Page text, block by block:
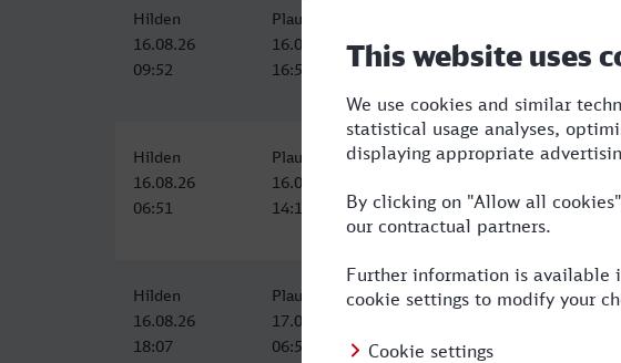
Hilden
16.08.26
09:52
Plauen (Vogtl) ob Bf
16.08.26
16:59
Hilden
16.08.26
06:51
Plauen (Vogtl) ob Bf
16.08.26
14:17
7:26
Hilden
16.08.26
18:07
Plauen (Vogtl) ob Bf
17.08.26
06:58
12:51